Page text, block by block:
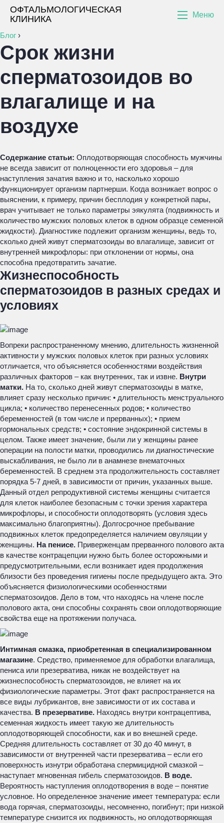
ОФТАЛЬМОЛОГИЧЕСКАЯ
КЛИНИКА
Меню
Блог ›
Срок жизни
сперматозоидов во
влагалище и на
воздухе
Содержание статьи: Оплодотворяющая способность мужчины
не всегда зависит от полноценности его здоровья – для
наступления зачатия важно и то, насколько хорошо
функционирует организм партнерши. Когда возникает вопрос о
выяснении, к примеру, причин бесплодия у конкретной пары,
врач учитывает не только параметры эякулята (подвижность и
количество мужских половых клеток в одном образце семенной
жидкости). Диагностике подлежит организм женщины, ведь то,
сколько дней живут сперматозоиды во влагалище, зависит от
внутренней микрофлоры: при отклонении от нормы, она
способна предотвратить зачатие.
Жизнеспособность
сперматозоидов в разных средах и
условиях
Вопреки распространенному мнению, длительность жизненной
активности у мужских половых клеток при разных условиях
отличается, что объясняется особенностями воздействия
различных факторов – как внутренних, так и извне. Внутри
матки. На то, сколько дней живут сперматозоиды в матке,
влияет сразу несколько причин: • длительность менструального
цикла; • количество перенесенных родов; • количество
беременностей (в том числе и прерванных); • прием
гормональных средств; • состояние эндокринной системы в
целом. Также имеет значение, были ли у женщины ранее
операции на полости матки, проводились ли диагностические
выскабливания, не было ли в анамнезе внематочных
беременностей. В среднем эта продолжительность составляет
порядка 5-7 дней, в зависимости от причин, указанных выше.
Данный отдел репродуктивной системы женщины считается
для клеток наиболее безопасным с точки зрения характера
микрофлоры, и способности оплодотворять (условия здесь
максимально благоприятны). Долгосрочное пребывание
подвижных клеток предопределяется наличием овуляции у
женщины. На пенисе. Приверженцам прерванного полового акта
в качестве контрацепции нужно быть более осторожными и
предусмотрительными, если возникает идея продолжения
близости без проведения гигиены после предыдущего акта. Это
объясняется физиологическими особенностями
сперматозоидов. Дело в том, что находясь на члене после
полового акта, они способны сохранять свои оплодотворяющие
свойства еще на протяжении получаса.
Интимная смазка, приобретенная в специализированном
магазине. Средство, применяемое для обработки влагалища,
пениса или презерватива, никак не воздействует на
жизнеспособность сперматозоидов, не влияет на их
физиологические параметры. Этот факт распространяется на
все виды лубрикантов, вне зависимости от их состава и
качества. В презервативе. Находясь внутри контрацептива,
семенная жидкость имеет такую же длительность
оплодотворяющей способности, как и во внешней среде.
Средняя длительность составляет от 30 до 40 минут, в
зависимости от внутренней части презерватива – если его
поверхность изнутри обработана спермицидной смазкой –
наступает мгновенная гибель сперматозоидов. В воде.
Вероятность наступления оплодотворения в воде – понятие
условное. Но определенное значение имеет температура: если
вода горячая, сперматозоиды, несомненно, погибнут; при низкой
температуре снизится их подвижность, но оплодотворяющая